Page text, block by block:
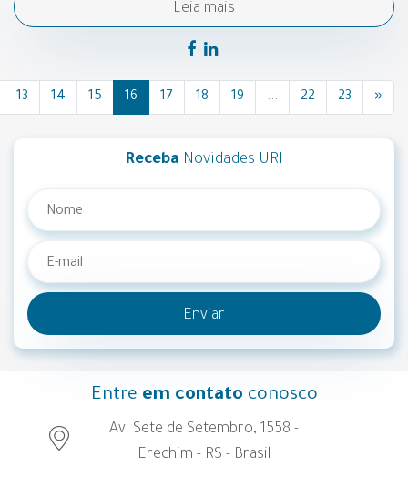
Leia mais
13 14 15 16 17 18 19 ... 22 23 »
Receba Novidades URI
Enviar
Entre em contato conosco
Av. Sete de Setembro, 1558 -
Erechim - RS - Brasil